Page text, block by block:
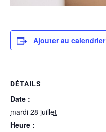
Ajouter au calendrier
DÉTAILS
Date :
mardi 28 juillet
Heure :